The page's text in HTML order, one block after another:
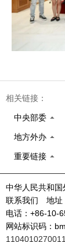
相关链接：
中央部委
地方外办
重要链接
中华人民共和
联系我们 地址
电话：+86-10-
网站标识码：